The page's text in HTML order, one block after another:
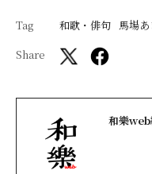
Tag 和歌・俳句 馬場
Share
和樂